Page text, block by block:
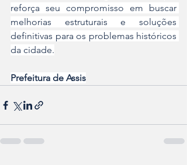
reforça seu compromisso em buscar
melhorias estruturais e soluções
definitivas para os problemas históricos
da cidade.
Prefeitura de Assis